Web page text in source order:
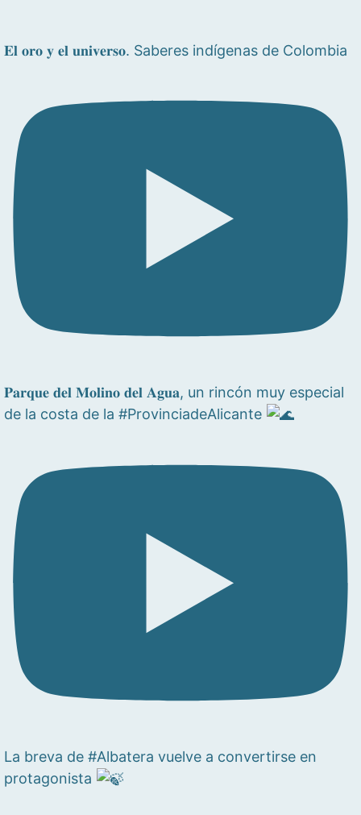
𝐄𝐥 𝐨𝐫𝐨 𝐲 𝐞𝐥 𝐮𝐧𝐢𝐯𝐞𝐫𝐬𝐨. Saberes indígenas de Colombia
𝐏𝐚𝐫𝐪𝐮𝐞 𝐝𝐞𝐥 𝐌𝐨𝐥𝐢𝐧𝐨 𝐝𝐞𝐥 𝐀𝐠𝐮𝐚, un rincón muy especial
de la costa de la #ProvinciadeAlicante
La breva de #Albatera vuelve a convertirse en
protagonista